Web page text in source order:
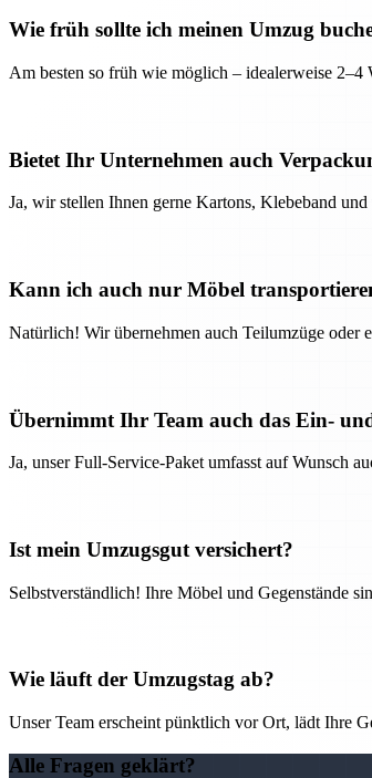
Wie früh sollte ich meinen Umzug
Am besten so früh wie möglich – idealerweise
Bietet Ihr Unternehmen auch
Ja, wir stellen Ihnen gerne Kartons, Klebeband
Kann ich auch nur Möbel
Natürlich! Wir übernehmen auch Teilumzüge oder
Übernimmt Ihr Team auch das Ein-
Ja, unser Full-Service-Paket umfasst auf Wunsch
Ist mein Umzugsgut versichert?
Selbstverständlich! Ihre Möbel und Gegenstände
Wie läuft der Umzugstag ab?
Unser Team erscheint pünktlich vor Ort, lädt Ihre
Alle Fragen geklärt?